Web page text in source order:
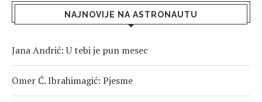
NAJNOVIJE NA ASTRONAUTU
Jana Andrić: U tebi je pun mesec
Omer Ć. Ibrahimagić: Pjesme